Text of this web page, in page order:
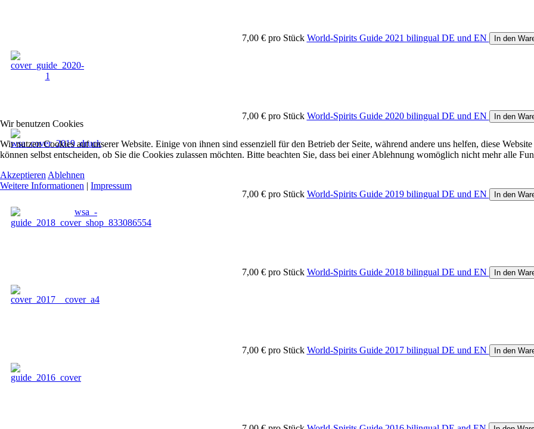
7,00 € pro Stück World-Spirits Guide 2021 bilingual DE und EN In den
7,00 € pro Stück World-Spirits Guide 2020 bilingual DE und EN In den
7,00 € pro Stück World-Spirits Guide 2019 bilingual DE und EN In den
7,00 € pro Stück World-Spirits Guide 2018 bilingual DE und EN In den
7,00 € pro Stück World-Spirits Guide 2017 bilingual DE und EN In den
Wir benutzen Cookies
Wir nutzen Cookies auf unserer Website. Einige von ihnen sind essenziell für den Betrieb der Seite, während andere uns helfen, diese
können selbst entscheiden, ob Sie die Cookies zulassen möchten. Bitte beachten Sie, dass bei einer Ablehnung womöglich nicht mehr alle
Akzeptieren Ablehnen
Weitere Informationen | Impressum